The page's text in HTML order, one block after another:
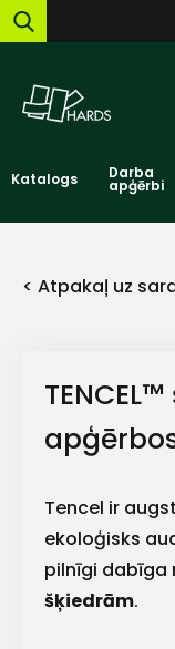
Katalogs Darba
apģērbi
< Atpakaļ uz
Tencel ir
ekoloģisks
pilnīgi dabīga
šķiedrām.